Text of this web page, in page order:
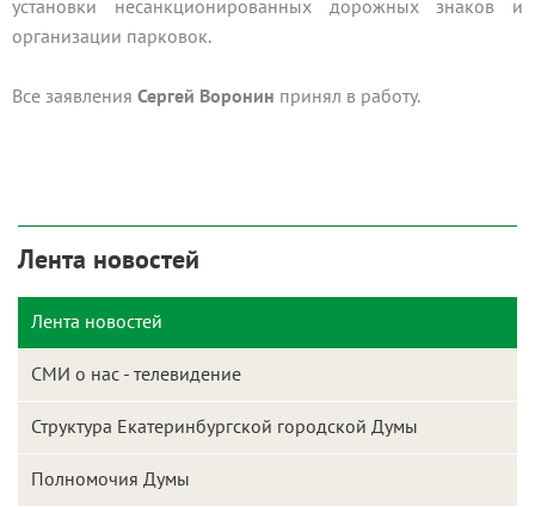
установки несанкционированных дорожных знаков и
организации парковок.
Все заявления Сергей Воронин принял в работу.
Лента новостей
Лента новостей
СМИ о нас - телевидение
Структура Екатеринбургской городской Думы
Полномочия Думы